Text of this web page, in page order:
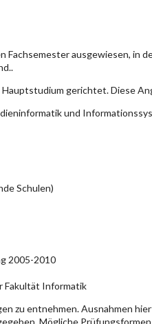
ausgewiesen, in
gerichtet. Diese
und
Schulen)
2005-2010
Fakultät Informatik
zu entnehmen. Ausnahmen
Mögliche